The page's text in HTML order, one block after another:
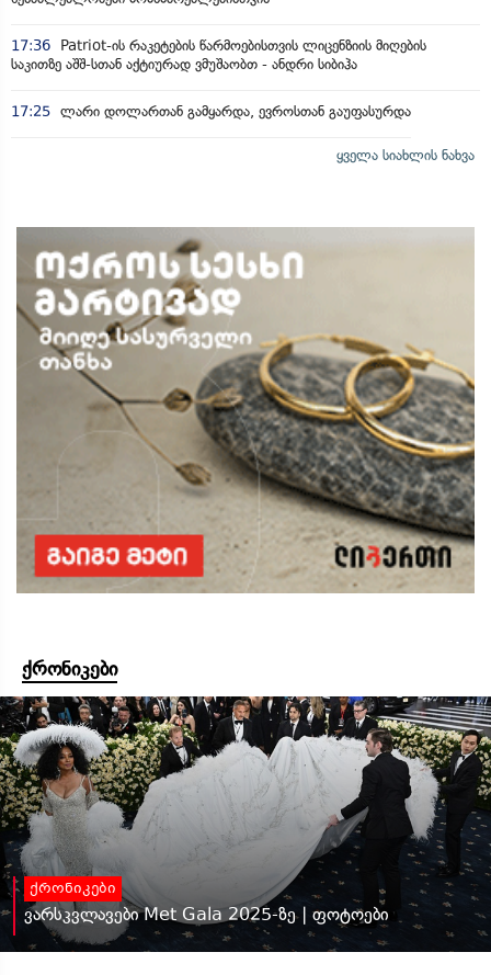
17:36
Patriot-ის რაკეტების წარმოებისთვის ლიცენზიის მიღების
საკითზე აშშ-სთან აქტიურად ვმუშაობთ - ანდრი სიბიჰა
17:25 ლარი დოლართან გამყარდა, ევროსთან გაუფასურდა
ყველა სიახლის ნახვა
ქრონიკები
ქრონიკები
ვარსკვლავები Met Gala 2025-ზე | ფოტოები